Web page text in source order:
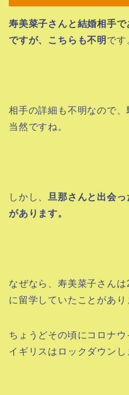
寿美菜子さんと結婚相手
ですが、こちらも不明 です
相手の詳細も不明なので
当然ですね。
しかし、旦那さんと出会
があります。
なぜなら、寿美菜子さん
に留学していたことがあり
ちょうどその頃にコロナウ
イギリスはロックダウンし